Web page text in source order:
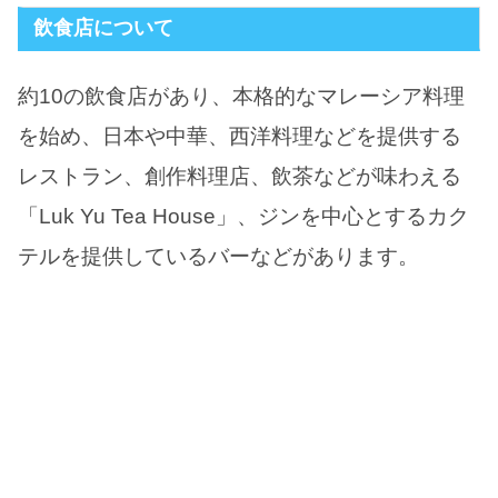
飲食店について
約10の飲食店があり、本格的なマレーシア料理
を始め、日本や中華、西洋料理などを提供する
レストラン、創作料理店、飲茶などが味わえる
「Luk Yu Tea House」、ジンを中心とするカク
テルを提供しているバーなどがあります。